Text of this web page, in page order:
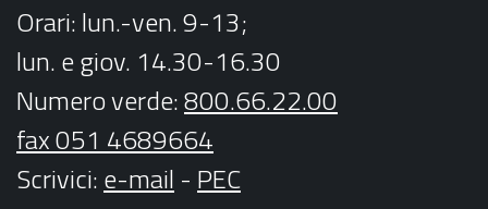
Orari: lun.-ven. 9-13;
lun. e giov. 14.30-16.30
Numero verde:800.66.22.00
fax 051 4689664
Scrivici:e-mail - PEC